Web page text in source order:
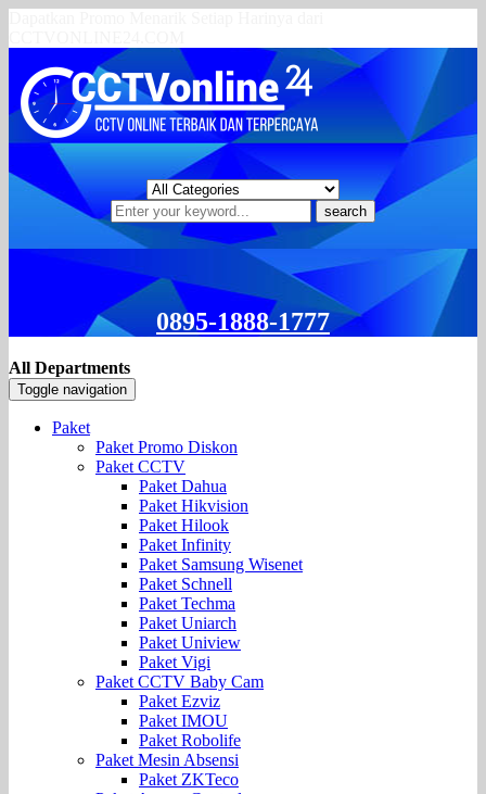
search
0895-1888-1777
All Departments
Toggle navigation
Paket
Paket Promo Diskon
Paket CCTV
Paket Dahua
Paket Hikvision
Paket Hilook
Paket Infinity
Paket Samsung Wisenet
Paket Schnell
Paket Techma
Paket Uniarch
Paket Uniview
Paket Vigi
Paket CCTV Baby Cam
Paket Ezviz
Paket IMOU
Paket Robolife
Paket Mesin Absensi
Paket ZKTeco